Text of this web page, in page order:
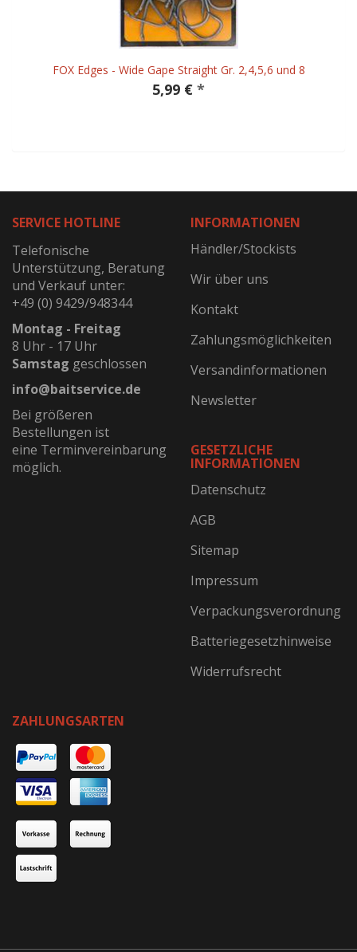
FOX Edges - Wide Gape Straight Gr. 2,4,5,6 und 8
5,99 € *
SERVICE HOTLINE
Telefonische
Unterstützung, Beratung
und Verkauf unter:
+49 (0) 9429/948344
Montag - Freitag
8 Uhr - 17 Uhr
Samstag geschlossen
info@baitservice.de
Bei größeren
Bestellungen ist
eine Terminvereinbarung
möglich.
INFORMATIONEN
Händler/Stockists
Wir über uns
Kontakt
Zahlungsmöglichkeiten
Versandinformationen
Newsletter
GESETZLICHE
INFORMATIONEN
Datenschutz
AGB
Sitemap
Impressum
Verpackungsverordnung
Batteriegesetzhinweise
Widerrufsrecht
ZAHLUNGSARTEN